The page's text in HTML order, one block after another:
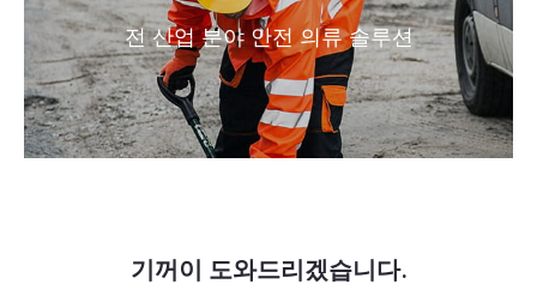
전 산업 분야 안전 의류 솔루션
기꺼이 도와드리겠습니다.